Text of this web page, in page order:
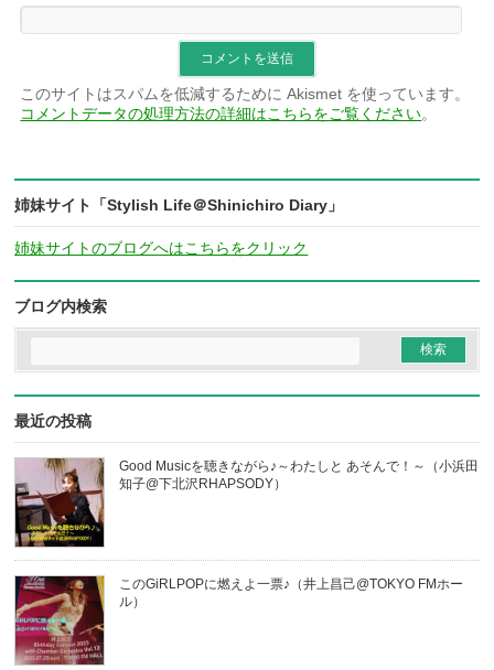
このサイトはスパムを低減するために Akismet を使っています。
コメントデータの処理方法の詳細はこちらをご覧ください。
姉妹サイト「Stylish Life＠Shinichiro Diary」
姉妹サイトのブログへはこちらをクリック
ブログ内検索
最近の投稿
Good Musicを聴きながら♪～わたしと あそんで！～（小浜田
知子@下北沢RHAPSODY）
このGiRLPOPに燃えよ一票♪（井上昌己@TOKYO FMホー
ル）